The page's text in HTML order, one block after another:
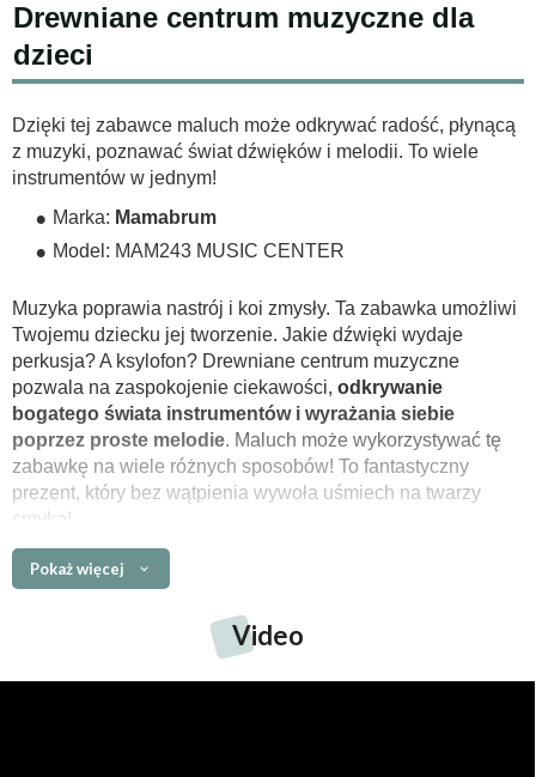
Drewniane centrum muzyczne dla
dzieci
Dzięki tej zabawce maluch może odkrywać radość, płynącą
z muzyki, poznawać świat dźwięków i melodii. To wiele
instrumentów w jednym!
Marka: Mamabrum
Model: MAM243 MUSIC CENTER
Muzyka poprawia nastrój i koi zmysły. Ta zabawka umożliwi
Twojemu dziecku jej tworzenie. Jakie dźwięki wydaje
perkusja? A ksylofon? Drewniane centrum muzyczne
pozwala na zaspokojenie ciekawości, odkrywanie
bogatego świata instrumentów i wyrażania siebie
poprzez proste melodie. Maluch może wykorzystywać tę
zabawkę na wiele różnych sposobów! To fantastyczny
prezent, który bez wątpienia wywoła uśmiech na twarzy
smyka!
zabawka wykonana
z wysokiej jakości drewna
wysoka odporność na uszkodzenia
Pokaż więcej
Video